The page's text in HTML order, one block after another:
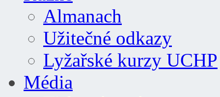
Almanach
Užitečné odkazy
Lyžařské kurzy UCHP
Média